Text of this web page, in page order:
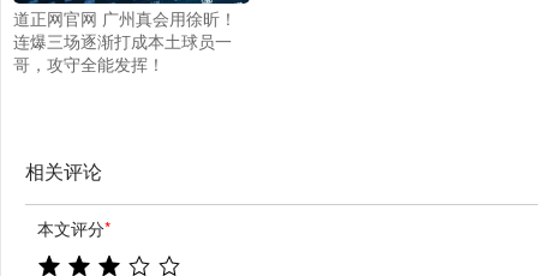
道正网官网 广州真会用徐昕！
连爆三场逐渐打成本土球员一
哥，攻守全能发挥！
相关评论
本文评分*